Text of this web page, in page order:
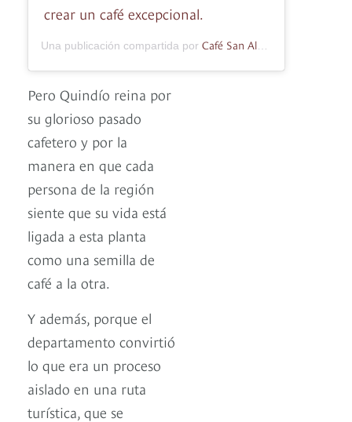
crear un café excepcional.
Una publicación compartida por Café San Alberto
Pero Quindío reina por
su glorioso pasado
cafetero y por la
manera en que cada
persona de la región
siente que su vida está
ligada a esta planta
como una semilla de
café a la otra.
Y además, porque el
departamento convirtió
lo que era un proceso
aislado en una ruta
turística, que se